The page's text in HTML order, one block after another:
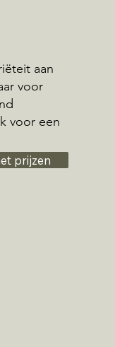
aan
voor
voor een
prijzen